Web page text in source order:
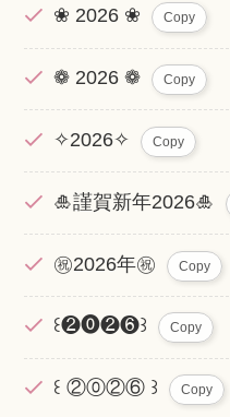
❀ 2026 ❀ Copy
❁ 2026 ❁ Copy
✧2026✧ Copy
🎍謹賀新年2026🎍
㊗️2026年㊗️ Copy
꒰❷⓿❷❻꒱ Copy
꒰ ②⓪②⑥ ꒱ Copy